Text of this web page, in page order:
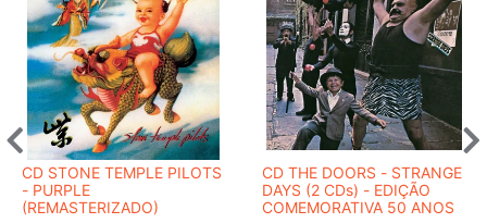
CD STONE TEMPLE PILOTS
- PURPLE
(REMASTERIZADO)
CD THE DOORS - STRANGE
DAYS (2 CDs) - EDIÇÃO
COMEMORATIVA 50 ANOS